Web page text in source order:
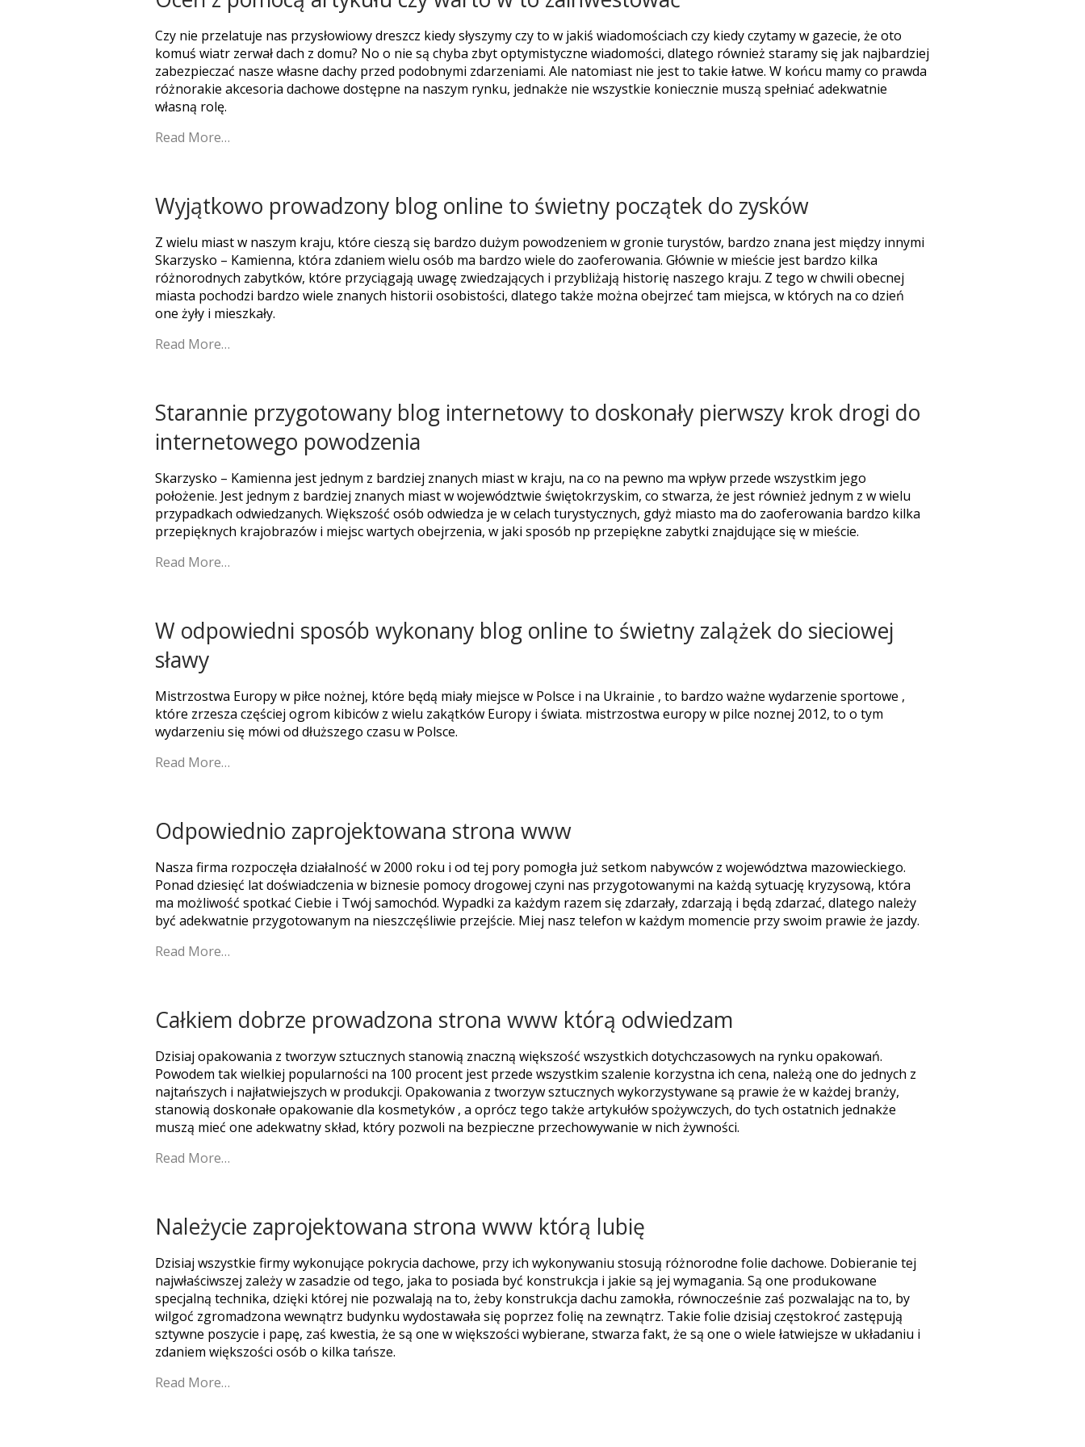
Czy nie przelatuje nas przysłowiowy dreszcz kiedy słyszymy czy to w jakiś wiadomościach czy kiedy czytamy w gazecie, że oto
komuś wiatr zerwał dach z domu? No o nie są chyba zbyt optymistyczne wiadomości, dlatego również staramy się jak najbardziej
zabezpieczać nasze własne dachy przed podobnymi zdarzeniami. Ale natomiast nie jest to takie łatwe. W końcu mamy co prawda
różnorakie akcesoria dachowe dostępne na naszym rynku, jednakże nie wszystkie koniecznie muszą spełniać adekwatnie
własną rolę.
Read More…
Wyjątkowo prowadzony blog online to świetny początek do zysków
Z wielu miast w naszym kraju, które cieszą się bardzo dużym powodzeniem w gronie turystów, bardzo znana jest między innymi
Skarzysko – Kamienna, która zdaniem wielu osób ma bardzo wiele do zaoferowania. Głównie w mieście jest bardzo kilka
różnorodnych zabytków, które przyciągają uwagę zwiedzających i przybliżają historię naszego kraju. Z tego w chwili obecnej
miasta pochodzi bardzo wiele znanych historii osobistości, dlatego także można obejrzeć tam miejsca, w których na co dzień
one żyły i mieszkały.
Read More…
Starannie przygotowany blog internetowy to doskonały pierwszy krok drogi do
internetowego powodzenia
Skarzysko – Kamienna jest jednym z bardziej znanych miast w kraju, na co na pewno ma wpływ przede wszystkim jego
położenie. Jest jednym z bardziej znanych miast w województwie świętokrzyskim, co stwarza, że jest również jednym z w wielu
przypadkach odwiedzanych. Większość osób odwiedza je w celach turystycznych, gdyż miasto ma do zaoferowania bardzo kilka
przepięknych krajobrazów i miejsc wartych obejrzenia, w jaki sposób np przepiękne zabytki znajdujące się w mieście.
Read More…
W odpowiedni sposób wykonany blog online to świetny zalążek do sieciowej
sławy
Mistrzostwa Europy w piłce nożnej, które będą miały miejsce w Polsce i na Ukrainie , to bardzo ważne wydarzenie sportowe ,
które zrzesza częściej ogrom kibiców z wielu zakątków Europy i świata. mistrzostwa europy w pilce noznej 2012, to o tym
wydarzeniu się mówi od dłuższego czasu w Polsce.
Read More…
Odpowiednio zaprojektowana strona www
Nasza firma rozpoczęła działalność w 2000 roku i od tej pory pomogła już setkom nabywców z województwa mazowieckiego.
Ponad dziesięć lat doświadczenia w biznesie pomocy drogowej czyni nas przygotowanymi na każdą sytuację kryzysową, która
ma możliwość spotkać Ciebie i Twój samochód. Wypadki za każdym razem się zdarzały, zdarzają i będą zdarzać, dlatego należy
być adekwatnie przygotowanym na nieszczęśliwie przejście. Miej nasz telefon w każdym momencie przy swoim prawie że jazdy.
Read More…
Całkiem dobrze prowadzona strona www którą odwiedzam
Dzisiaj opakowania z tworzyw sztucznych stanowią znaczną większość wszystkich dotychczasowych na rynku opakowań.
Powodem tak wielkiej popularności na 100 procent jest przede wszystkim szalenie korzystna ich cena, należą one do jednych z
najtańszych i najłatwiejszych w produkcji. Opakowania z tworzyw sztucznych wykorzystywane są prawie że w każdej branży,
stanowią doskonałe opakowanie dla kosmetyków , a oprócz tego także artykułów spożywczych, do tych ostatnich jednakże
muszą mieć one adekwatny skład, który pozwoli na bezpieczne przechowywanie w nich żywności.
Read More…
Należycie zaprojektowana strona www którą lubię
Dzisiaj wszystkie firmy wykonujące pokrycia dachowe, przy ich wykonywaniu stosują różnorodne folie dachowe. Dobieranie tej
najwłaściwszej zależy w zasadzie od tego, jaka to posiada być konstrukcja i jakie są jej wymagania. Są one produkowane
specjalną technika, dzięki której nie pozwalają na to, żeby konstrukcja dachu zamokła, równocześnie zaś pozwalając na to, by
wilgoć zgromadzona wewnątrz budynku wydostawała się poprzez folię na zewnątrz. Takie folie dzisiaj częstokroć zastępują
sztywne poszycie i papę, zaś kwestia, że są one w większości wybierane, stwarza fakt, że są one o wiele łatwiejsze w układaniu i
zdaniem większości osób o kilka tańsze.
Read More…